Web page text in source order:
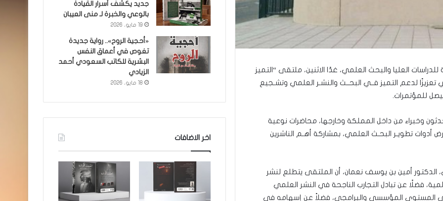
العليا والبحث العلمي، غدًا الاثنين، ملتقى “التميز
لدعم التميز فــي البحــث والنشـر العلمي وتشـجيع
فيصل للمؤتمرات.
وخبراء من داخل المملكة وخارجها، محاضرات نوعية
تطويـر البحـث العلمي، بمشاركة أهـم الناشرين
الدكتور أمين بن يوسف نعمان، أن الملتقى يتطلع لنشر
فضلًا عن تبادل التجارب الناجحة في النشر العلمي
المستوى المؤسسي والبرامجي، فضلاً عن إسهامه في
جديد يكشف أسرار القيادة
بالوعي والخبرة لـ منى العيبان
19 مايو، 2026
«أحجية الروح».. رواية جديدة
تغوص في أعماق النفس
البشرية للكاتب السعودي أحمد
الزيادي
18 مايو، 2026
اخر الاضافات